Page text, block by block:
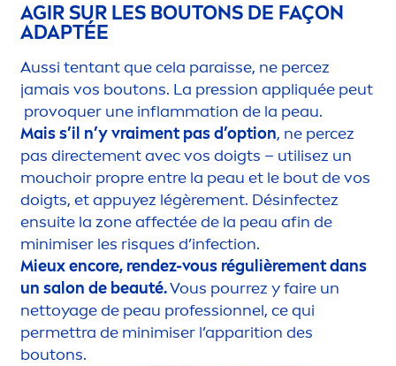
AGIR SUR LES BOUTONS DE FAÇON
ADAPTÉE
Aussi tentant que cela paraisse, ne percez
jamais vos boutons. La pression appliquée peut
provoquer une inflammation de la peau.
Mais s’il n’y vraiment pas d’option, ne percez
pas directement avec vos doigts – utilisez un
mouchoir propre entre la peau et le bout de vos
doigts, et appuyez légèrement. Désinfectez
ensuite la zone affectée de la peau afin de
minimiser les risques d’infection.
Mieux encore, rendez-vous régulièrement dans
un salon de beauté.Vous pourrez y faire un
nettoyage de peau professionnel, ce qui
permettra de minimiser l’apparition des
boutons.